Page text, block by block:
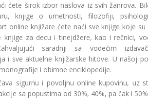
ćete širok izbor naslova iz svih žanrova.
knjige o umetnosti, filozofiji,
online knjižare ćete naći sve knjige koje su
za decu i tinejdžere, kao i rečnici,
saradnji sa vodećim
i sve aktuelne knjižarske hitove. U našoj
i obimne enciklopedije.
sigurnu i povoljnu online kupovinu, uz
sa popustima od 30%, 40%, pa čak i